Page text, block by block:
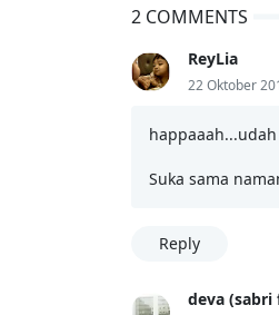
2 COMMENTS
ReyLia
22 Oktober
Suka sama
Reply
deva (sabri